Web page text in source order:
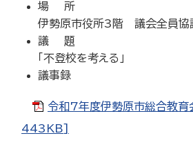
場 所
伊勢原市役所3階 議会全員協
議 題
「不登校を考える」
議事録
令和7年度伊勢原市総合教育
443KB]